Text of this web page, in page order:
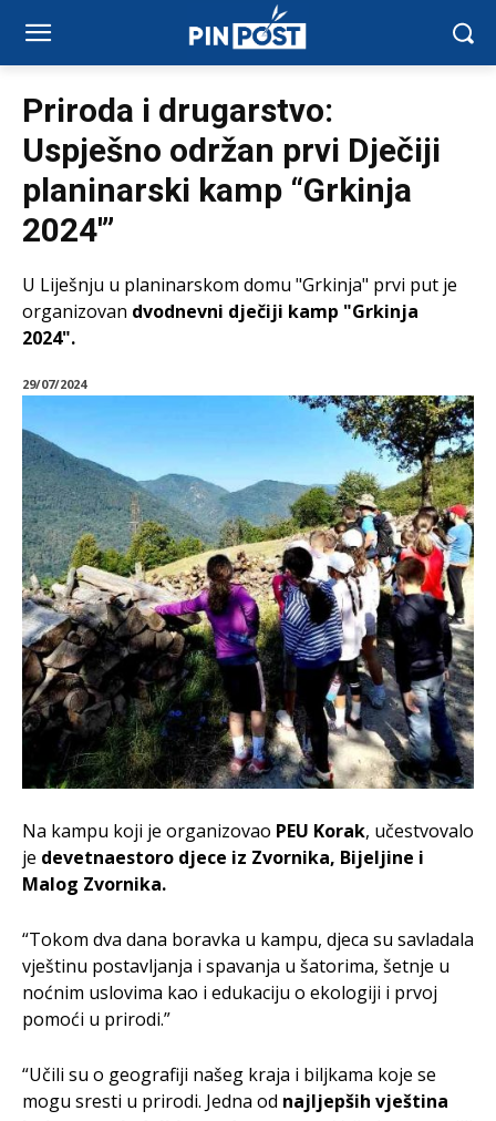
Priroda i drugarstvo:
Uspješno održan prvi Dječiji
planinarski kamp “Grkinja
2024′”
U Liješnju u planinarskom domu "Grkinja" prvi put je
organizovan dvodnevni dječiji kamp "Grkinja
2024".
29/07/2024
Na kampu koji je organizovao PEU Korak, učestvovalo
je devetnaestoro djece iz Zvornika, Bijeljine i
Malog Zvornika.
“Tokom dva dana boravka u kampu, djeca su savladala
vještinu postavljanja i spavanja u šatorima, šetnje u
noćnim uslovima kao i edukaciju o ekologiji i prvoj
pomoći u prirodi.”
“Učili su o geografiji našeg kraja i biljkama koje se
mogu sresti u prirodi. Jedna od najljepših vještina